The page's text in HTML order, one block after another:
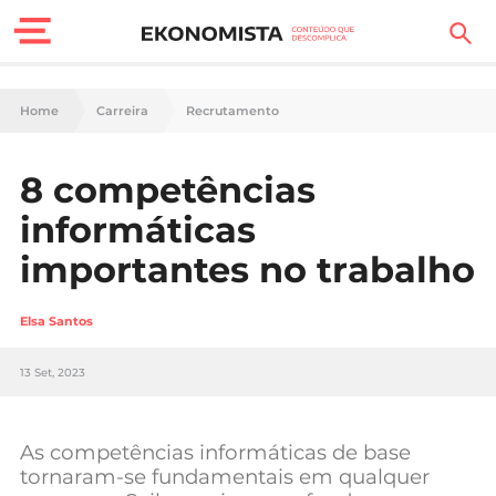
Finanças Pessoais
Carreira
Casa
Lifestyle
Sociedade
Negócios
Home Carreira Recrutamento
8 competências
informáticas
importantes no trabalho
Elsa Santos
13 Set, 2023
As competências informáticas de base
tornaram-se fundamentais em qualquer